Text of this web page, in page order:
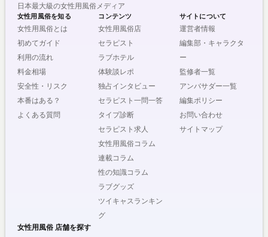
日本最大級の女性用風俗メディア
女性用風俗を知る
女性用風俗とは
初めてガイド
利用の流れ
料金相場
安全性・リスク
本番はある？
よくある質問
コンテンツ
女性用風俗店
セラピスト
ラブホテル
体験談レポ
独占インタビュー
セラピスト一問一答
タイプ診断
セラピスト求人
女性用風俗コラム
連載コラム
性の知識コラム
ラブグッズ
ツイキャスランキン
グ
サイトについて
運営者情報
編集部・キャラクタ
ー
監修者一覧
アンバサダー一覧
編集ポリシー
お問い合わせ
サイトマップ
女性用風俗 店舗を探す